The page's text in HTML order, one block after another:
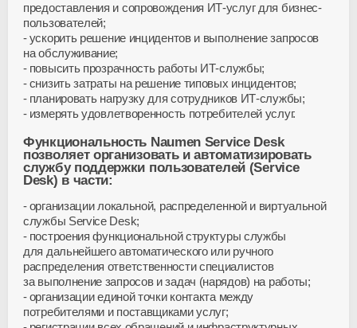
предоставления и сопровождения ИТ-услуг для бизнес-
пользователей;
ускорить решение инцидентов и выполнение запросов
на обслуживание;
повысить прозрачность работы ИТ-службы;
снизить затраты на решение типовых инцидентов;
планировать нагрузку для сотрудников ИТ-службы;
измерять удовлетворенность потребителей услуг.
Функциональность Naumen Service Desk
позволяет организовать и автоматизировать
службу поддержки пользователей (Service
Desk) в части:
организации локальной, распределенной и виртуальной
службы Service Desk;
построения функциональной структуры службы
для дальнейшего автоматического или ручного
распределения ответственности специалистов
за выполнение запросов и задач (нарядов) на работы;
организации единой точки контакта между
потребителями и поставщиками услуг;